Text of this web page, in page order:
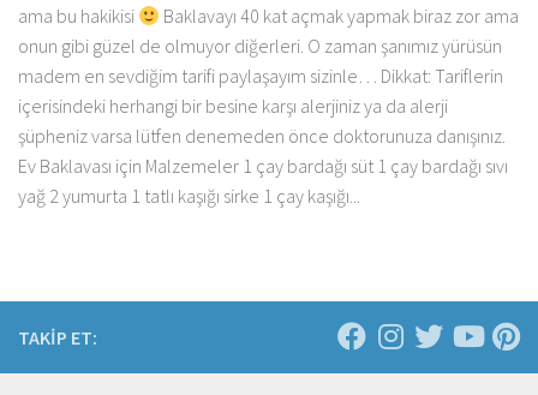
ama bu hakikisi
Baklavayı 40 kat açmak yapmak biraz zor ama
onun gibi güzel de olmuyor diğerleri. O zaman şanımız yürüsün
madem en sevdiğim tarifi paylaşayım sizinle… Dikkat: Tariflerin
içerisindeki herhangi bir besine karşı alerjiniz ya da alerji
şüpheniz varsa lütfen denemeden önce doktorunuza danışınız.
Ev Baklavası için Malzemeler 1 çay bardağı süt 1 çay bardağı sıvı
yağ 2 yumurta 1 tatlı kaşığı sirke 1 çay kaşığı...
TAKİP ET: